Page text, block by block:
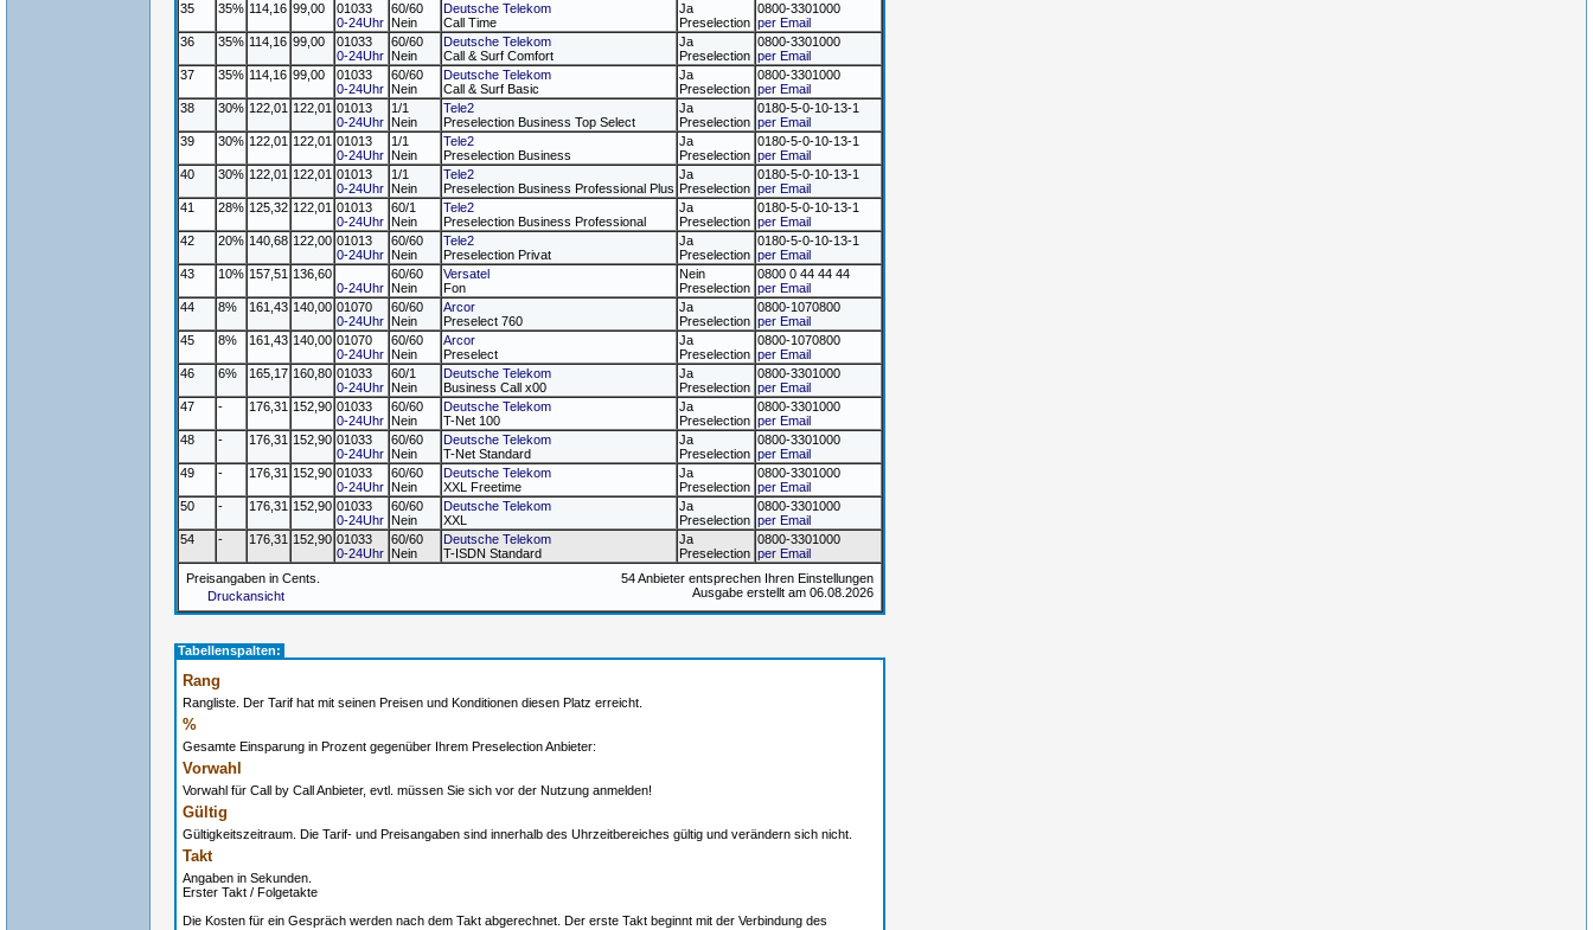
35 35% 114,16 99,00
01033
0-24Uhr
60/60
Nein
Deutsche Telekom
Call Time
Ja
Preselection
0800-3301000
per Email
36
35% 114,16 99,00
01033
0-24Uhr
60/60
Nein
Deutsche Telekom
Call & Surf Comfort
Ja
Preselection
0800-3301000
per Email
37
35% 114,16 99,00
01033
0-24Uhr
60/60
Nein
Deutsche Telekom
Call & Surf Basic
Ja
Preselection
0800-3301000
per Email
38
30% 122,01 122,01 01013
0-24Uhr
1/1
Nein
Tele2
Preselection Business Top Select
Ja
Preselection
0180-5-0-10-13-1
per Email
39
30% 122,01 122,01 01013
0-24Uhr
1/1
Nein
Tele2
Preselection Business
Ja
Preselection
0180-5-0-10-13-1
per Email
40
30% 122,01 122,01 01013
0-24Uhr
1/1
Nein
Tele2
Preselection Business Professional Plus
Ja
Preselection
0180-5-0-10-13-1
per Email
41
28% 125,32 122,01 01013
0-24Uhr
60/1
Nein
Tele2
Preselection Business Professional
Ja
Preselection
0180-5-0-10-13-1
per Email
42
20% 140,68 122,00 01013
0-24Uhr
60/60
Nein
Tele2
Preselection Privat
Ja
Preselection
0180-5-0-10-13-1
per Email
43
10% 157,51 136,60
0-24Uhr
60/60
Nein
Versatel
Fon
Nein
Preselection
0800 0 44 44 44
per Email
44
8% 161,43 140,00 01070
0-24Uhr
60/60
Nein
Arcor
Preselect 760
Ja
Preselection
0800-1070800
per Email
45
8% 161,43 140,00 01070
0-24Uhr
60/60
Nein
Arcor
Preselect
Ja
Preselection
0800-1070800
per Email
46
6% 165,17 160,80 01033
0-24Uhr
60/1
Nein
Deutsche Telekom
Business Call x00
Ja
Preselection
0800-3301000
per Email
47
- 176,31 152,90 01033
0-24Uhr
60/60
Nein
Deutsche Telekom
T-Net 100
Ja
Preselection
0800-3301000
per Email
48
- 176,31 152,90 01033
0-24Uhr
60/60
Nein
Deutsche Telekom
T-Net Standard
Ja
Preselection
0800-3301000
per Email
49
- 176,31 152,90 01033
0-24Uhr
60/60
Nein
Deutsche Telekom
XXL Freetime
Ja
Preselection
0800-3301000
per Email
50
- 176,31 152,90 01033
0-24Uhr
60/60
Nein
Deutsche Telekom
XXL
Ja
Preselection
0800-3301000
per Email
54
- 176,31 152,90 01033
0-24Uhr
60/60
Nein
Deutsche Telekom
T-ISDN Standard
Ja
Preselection
0800-3301000
per Email
Preisangaben in Cents.
Druckansicht
54 Anbieter entsprechen Ihren Einstellungen
Ausgabe erstellt am 06.08.2026
Tabellenspalten:
Rang
Rangliste. Der Tarif hat mit seinen Preisen und Konditionen diesen Platz erreicht.
%
Gesamte Einsparung in Prozent gegenüber Ihrem Preselection Anbieter:
Vorwahl
Vorwahl für Call by Call Anbieter, evtl. müssen Sie sich vor der Nutzung anmelden!
Gültig
Gültigkeitszeitraum. Die Tarif- und Preisangaben sind innerhalb des Uhrzeitbereiches gültig und verändern sich nicht.
Takt
Angaben in Sekunden.
Erster Takt / Folgetakte
Die Kosten für ein Gespräch werden nach dem Takt abgerechnet. Der erste Takt beginnt mit der Verbindung des